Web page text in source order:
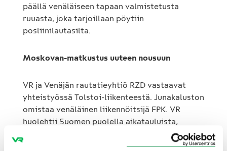
päällä venäläiseen tapaan valmistetusta
ruuasta, joka tarjoillaan pöytiin
posliinilautasilta.
Moskovan-matkustus uuteen nousuun
VR ja Venäjän rautatieyhtiö RZD vastaavat
yhteistyössä Tolstoi-liikenteestä. Junakaluston
omistaa venäläinen liikennöitsijä FPK. VR
huolehtii Suomen puolella aikatauluista,
vetureista ja päivittäishuollosta. Jokaisessa
junassa työskentelee kotimaan rajojen sisällä